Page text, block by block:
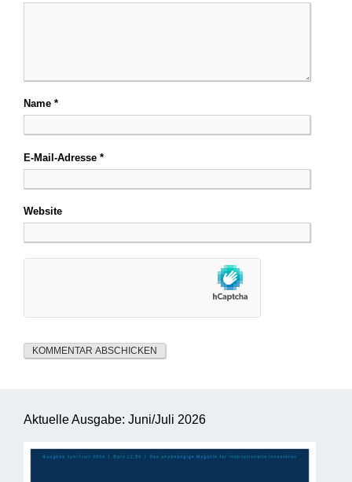
Name *
E-Mail-Adresse *
Website
Aktuelle Ausgabe: Juni/Juli 2026